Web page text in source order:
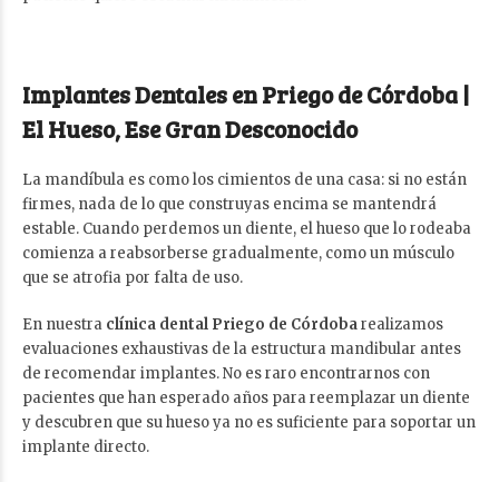
Implantes Dentales en Priego de Córdoba |
El Hueso, Ese Gran Desconocido
La mandíbula es como los cimientos de una casa: si no están
firmes, nada de lo que construyas encima se mantendrá
estable. Cuando perdemos un diente, el hueso que lo rodeaba
comienza a reabsorberse gradualmente, como un músculo
que se atrofia por falta de uso.
En nuestra clínica dental Priego de Córdobarealizamos
evaluaciones exhaustivas de la estructura mandibular antes
de recomendar implantes. No es raro encontrarnos con
pacientes que han esperado años para reemplazar un diente
y descubren que su hueso ya no es suficiente para soportar un
implante directo.